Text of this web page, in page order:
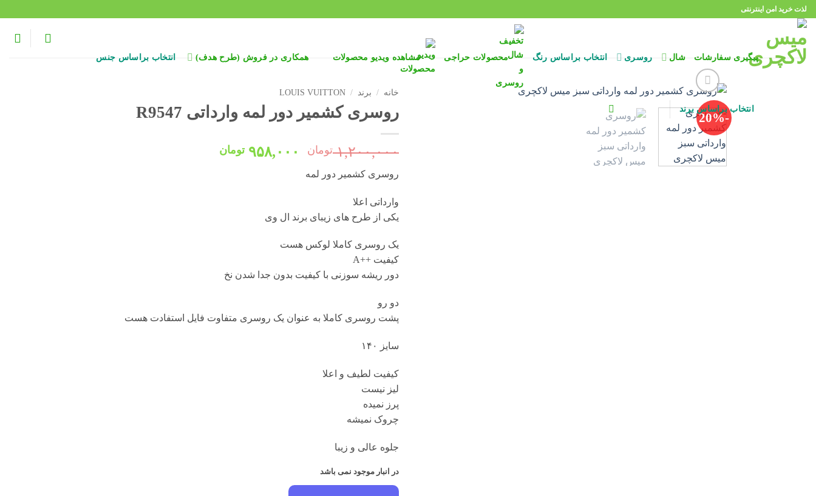
Skip
content
لذت خرید امن اینترنتی
پیگیری سفارشات شال روسری انتخاب براساس رنگ محصولات حراجی مشاهده ویدیو محصولات همکاری در فروش (طرح هدف) انتخاب براساس جنس
انتخاب براساس برند
-20%
خانه / برند /
LOUIS VUITTON
روسری کشمیر دور لمه وارداتی R9547
۱,۲۰۰,۰۰۰ تومان
قیمت
۹۵۸,۰۰۰ تومان
روسری کشمیر دور لمه
وارداتی اعلا
یکی از طرح های زیبای برند ال وی
یک روسری کاملا لوکس هست
کیفیت ++A
دور ریشه سوزنی با کیفیت بدون جدا شدن نخ
دو رو
پشت روسری کاملا به عنوان یک روسری متفاوت فایل استفادت هست
سایز ۱۴۰
کیفیت لطیف و اعلا
لیز نیست
پرز نمیده
چروک نمیشه
جلوه عالی و زیبا
در انبار موجود نمی باشد